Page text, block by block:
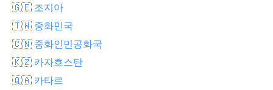
🇬🇪 조지아
🇹🇼 중화민국
🇨🇳 중화인민공화국
🇰🇿 카자흐스탄
🇶🇦 카타르